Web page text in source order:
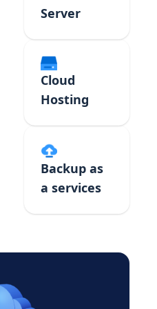
Server
Cloud
Hosting
Backup as
a services